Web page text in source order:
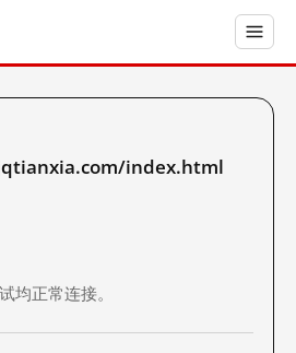
index.html
均正常连接。